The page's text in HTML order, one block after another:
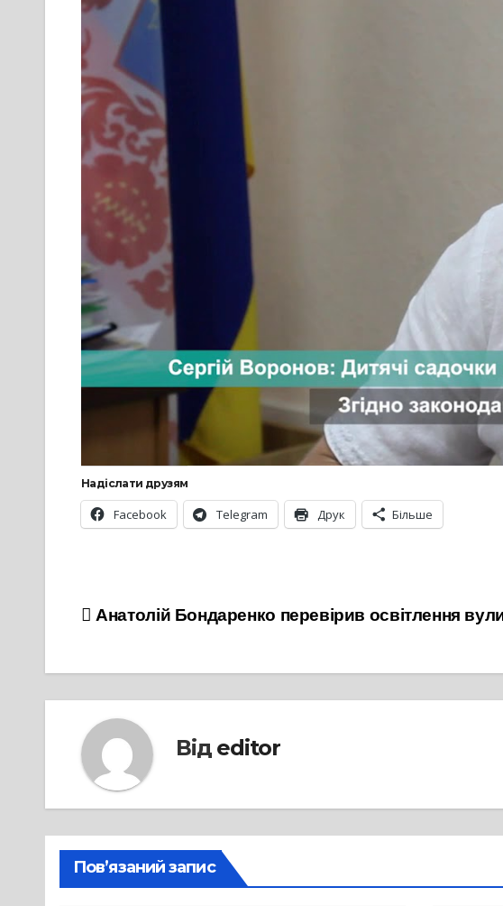
Надіслати друзям
Facebook Telegram Друк Більше
Навігація
Анатолій Бондаренко перевірив освітлення
Від editor
Пов’язаний запис